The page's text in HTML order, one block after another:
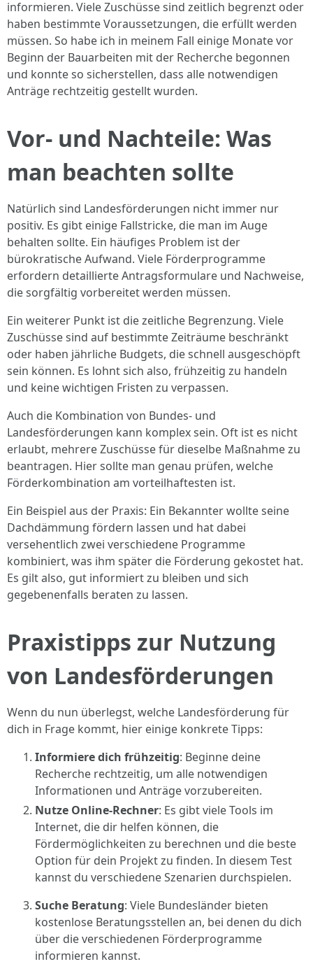
informieren. Viele Zuschüsse sind zeitlich begrenzt oder
haben bestimmte Voraussetzungen, die erfüllt werden
müssen. So habe ich in meinem Fall einige Monate vor
Beginn der Bauarbeiten mit der Recherche begonnen
und konnte so sicherstellen, dass alle notwendigen
Anträge rechtzeitig gestellt wurden.
Vor- und Nachteile: Was
man beachten sollte
Natürlich sind Landesförderungen nicht immer nur
positiv. Es gibt einige Fallstricke, die man im Auge
behalten sollte. Ein häufiges Problem ist der
bürokratische Aufwand. Viele Förderprogramme
erfordern detaillierte Antragsformulare und Nachweise,
die sorgfältig vorbereitet werden müssen.
Ein weiterer Punkt ist die zeitliche Begrenzung. Viele
Zuschüsse sind auf bestimmte Zeiträume beschränkt
oder haben jährliche Budgets, die schnell ausgeschöpft
sein können. Es lohnt sich also, frühzeitig zu handeln
und keine wichtigen Fristen zu verpassen.
Auch die Kombination von Bundes- und
Landesförderungen kann komplex sein. Oft ist es nicht
erlaubt, mehrere Zuschüsse für dieselbe Maßnahme zu
beantragen. Hier sollte man genau prüfen, welche
Förderkombination am vorteilhaftesten ist.
Ein Beispiel aus der Praxis: Ein Bekannter wollte seine
Dachdämmung fördern lassen und hat dabei
versehentlich zwei verschiedene Programme
kombiniert, was ihm später die Förderung gekostet hat.
Es gilt also, gut informiert zu bleiben und sich
gegebenenfalls beraten zu lassen.
Praxistipps zur Nutzung
von Landesförderungen
Wenn du nun überlegst, welche Landesförderung für
dich in Frage kommt, hier einige konkrete Tipps:
Informiere dich frühzeitig: Beginne deine
Recherche rechtzeitig, um alle notwendigen
Informationen und Anträge vorzubereiten.
Nutze Online-Rechner: Es gibt viele Tools im
Internet, die dir helfen können, die
Fördermöglichkeiten zu berechnen und die beste
Option für dein Projekt zu finden. In diesem Test
kannst du verschiedene Szenarien durchspielen.
Suche Beratung: Viele Bundesländer bieten
kostenlose Beratungsstellen an, bei denen du dich
über die verschiedenen Förderprogramme
informieren kannst.